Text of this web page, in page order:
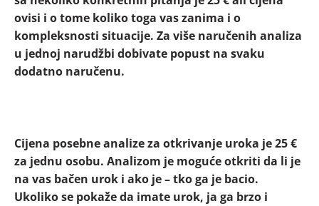
ovisi i o tome koliko toga vas zanima i o
kompleksnosti situacije. Za više naručenih analiza
u jednoj narudžbi dobivate popust na svaku
dodatno naručenu.
Cijena posebne analize za otkrivanje uroka je 25 €
za jednu osobu. Analizom je moguće otkriti da li je
na vas bačen urok i ako je – tko ga je bacio.
Ukoliko se pokaže da imate urok, ja ga brzo i